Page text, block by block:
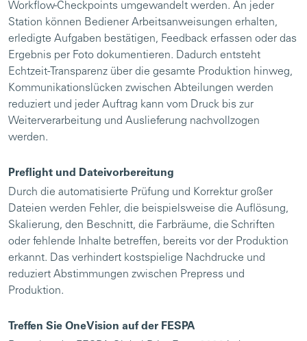
Workflow-Checkpoints umgewandelt werden. An jeder
Station können Bediener Arbeitsanweisungen erhalten,
erledigte Aufgaben bestätigen, Feedback erfassen oder das
Ergebnis per Foto dokumentieren. Dadurch entsteht
Echtzeit-Transparenz über die gesamte Produktion hinweg,
Kommunikationslücken zwischen Abteilungen werden
reduziert und jeder Auftrag kann vom Druck bis zur
Weiterverarbeitung und Auslieferung nachvollzogen
werden.
Preflight und Dateivorbereitung
Durch die automatisierte Prüfung und Korrektur großer
Dateien werden Fehler, die beispielsweise die Auflösung,
Skalierung, den Beschnitt, die Farbräume, die Schriften
oder fehlende Inhalte betreffen, bereits vor der Produktion
erkannt. Das verhindert kostspielige Nachdrucke und
reduziert Abstimmungen zwischen Prepress und
Produktion.
Treffen Sie OneVision auf der FESPA